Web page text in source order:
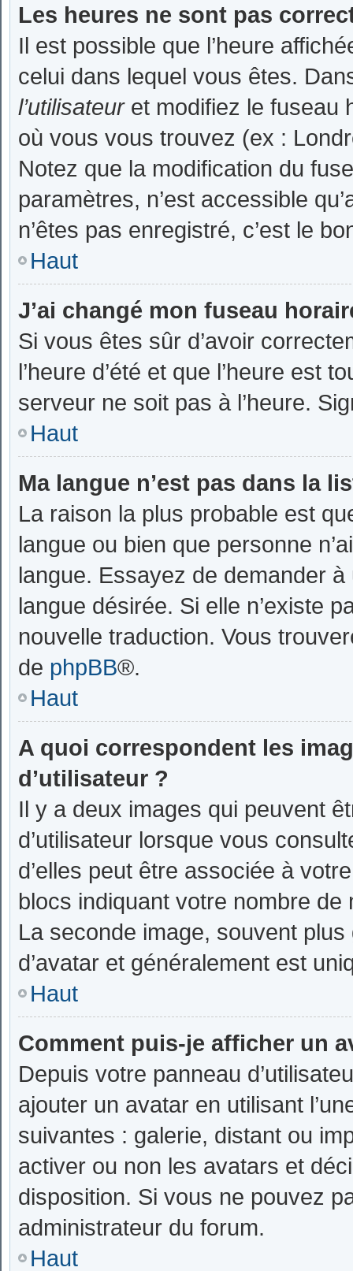
Les heures ne sont pas
Il est possible que l’heure
celui dans lequel vous êtes.
l’utilisateuret modifiez le fuseau
où vous vous trouvez (ex :
Notez que la modification du
paramètres, n’est accessible
n’êtes pas enregistré, c’est le
Haut
J’ai changé mon fuseau
Si vous êtes sûr d’avoir
l’heure d’été et que l’heure est
serveur ne soit pas à l’heure.
Haut
Ma langue n’est pas dans la
La raison la plus probable est
langue ou bien que personne
langue. Essayez de demander
langue désirée. Si elle n’existe
nouvelle traduction. Vous
de phpBB®.
Haut
A quoi correspondent les
d’utilisateur ?
Il y a deux images qui peuvent
d’utilisateur lorsque vous
d’elles peut être associée à
blocs indiquant votre nombre
La seconde image, souvent
d’avatar et généralement est
Haut
Comment puis-je afficher un
Depuis votre panneau
ajouter un avatar en utilisant
suivantes : galerie, distant ou
activer ou non les avatars et
disposition. Si vous ne pouvez
administrateur du forum.
Haut